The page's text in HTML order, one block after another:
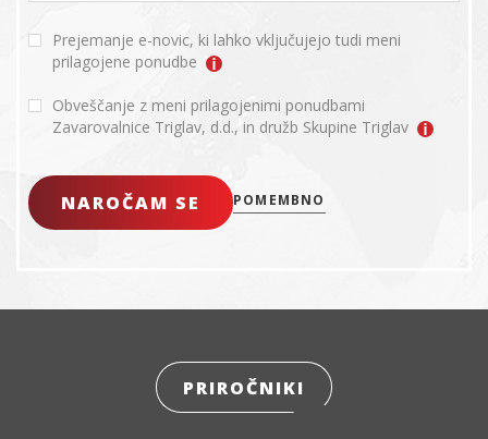
Prejemanje e-novic, ki lahko vključujejo tudi meni
prilagojene ponudbe
Obveščanje z meni prilagojenimi ponudbami
Zavarovalnice Triglav, d.d., in družb Skupine Triglav
NAROČAM SE POMEMBNO
PRIROČNIKI